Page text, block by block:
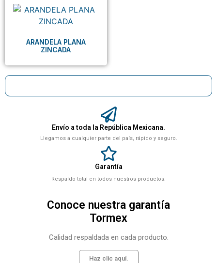
Envío a toda la República Mexicana.
Llegamos a cualquier parte del país, rápido y seguro.
Garantía
Respaldo total en todos nuestros productos.
Conoce nuestra garantía
Tormex
Calidad respaldada en cada producto.
Haz clic aquí.
ARANDELA PLANA
ZINCADA